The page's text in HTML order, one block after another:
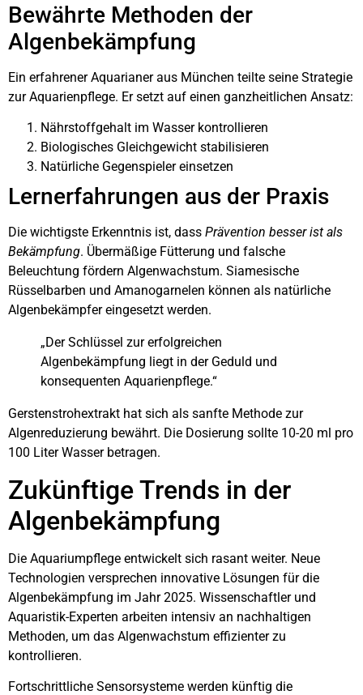
Bewährte Methoden der
Algenbekämpfung
Ein erfahrener Aquarianer aus München teilte seine Strategie
zur Aquarienpflege. Er setzt auf einen ganzheitlichen Ansatz:
Nährstoffgehalt im Wasser kontrollieren
Biologisches Gleichgewicht stabilisieren
Natürliche Gegenspieler einsetzen
Lernerfahrungen aus der Praxis
Die wichtigste Erkenntnis ist, dass Prävention besser ist als
Bekämpfung. Übermäßige Fütterung und falsche
Beleuchtung fördern Algenwachstum. Siamesische
Rüsselbarben und Amanogarnelen können als natürliche
Algenbekämpfer eingesetzt werden.
„Der Schlüssel zur erfolgreichen
Algenbekämpfung liegt in der Geduld und
konsequenten Aquarienpflege.“
Gerstenstrohextrakt hat sich als sanfte Methode zur
Algenreduzierung bewährt. Die Dosierung sollte 10-20 ml pro
100 Liter Wasser betragen.
Zukünftige Trends in der
Algenbekämpfung
Die Aquariumpflege entwickelt sich rasant weiter. Neue
Technologien versprechen innovative Lösungen für die
Algenbekämpfung im Jahr 2025. Wissenschaftler und
Aquaristik-Experten arbeiten intensiv an nachhaltigen
Methoden, um das Algenwachstum effizienter zu
kontrollieren.
Fortschrittliche Sensorsysteme werden künftig die